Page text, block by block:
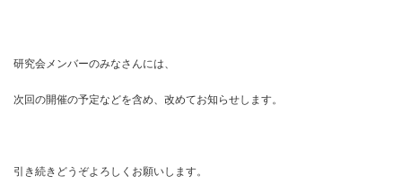
研究会メンバーのみなさんには、
次回の開催の予定などを含め、改めてお知らせします。
引き続きどうぞよろしくお願いします。